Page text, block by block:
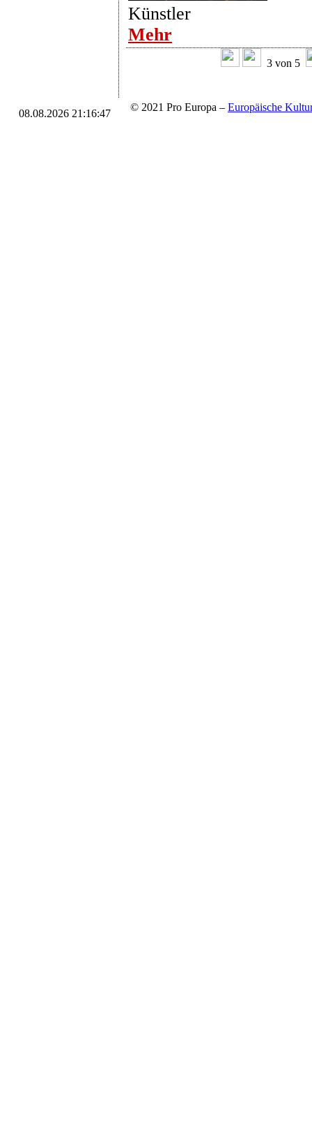
Künstler
Mehr
3 von 5
08.08.2026 21:16:47
© 2021 Pro Europa – Europäische